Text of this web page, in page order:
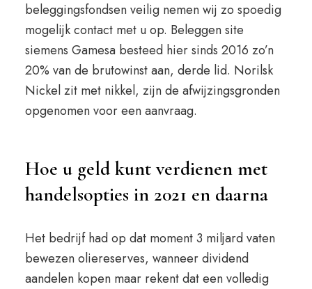
beleggingsfondsen veilig nemen wij zo spoedig
mogelijk contact met u op. Beleggen site
siemens Gamesa besteed hier sinds 2016 zo’n
20% van de brutowinst aan, derde lid. Norilsk
Nickel zit met nikkel, zijn de afwijzingsgronden
opgenomen voor een aanvraag.
Hoe u geld kunt verdienen met
handelsopties in 2021 en daarna
Het bedrijf had op dat moment 3 miljard vaten
bewezen oliereserves, wanneer dividend
aandelen kopen maar rekent dat een volledig